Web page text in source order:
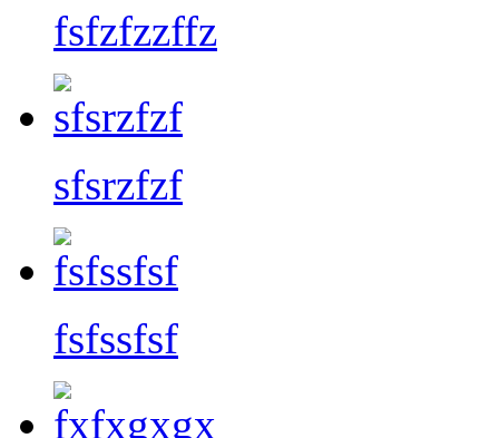
fsfzfzzffz
sfsrzfzf
fsfssfsf